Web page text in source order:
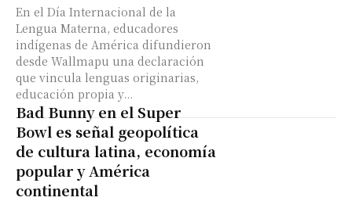
En el Día Internacional de la
Lengua Materna, educadores
indígenas de América difundieron
desde Wallmapu una declaración
que vincula lenguas originarias,
educación propia y...
Bad Bunny en el Super
Bowl es señal geopolítica
de cultura latina, economía
popular y América
continental